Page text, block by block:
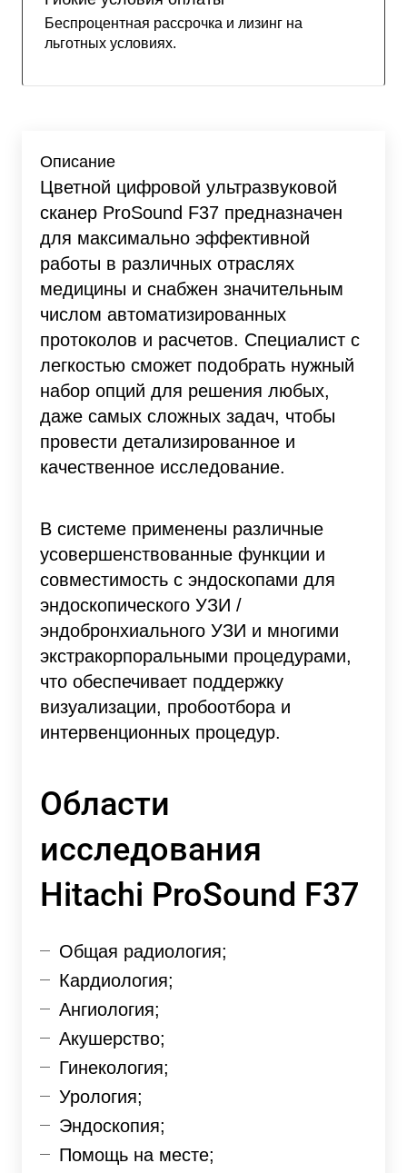
Беспроцентная рассрочка и лизинг на
льготных условиях.
Описание
Цветной цифровой ультразвуковой
сканер ProSound F37 предназначен
для максимально эффективной
работы в различных отраслях
медицины и снабжен значительным
числом автоматизированных
протоколов и расчетов. Специалист с
легкостью сможет подобрать нужный
набор опций для решения любых,
даже самых сложных задач, чтобы
провести детализированное и
качественное исследование.
В системе применены различные
усовершенствованные функции и
совместимость с эндоскопами для
эндоскопического УЗИ /
эндобронхиального УЗИ и многими
экстракорпоральными процедурами,
что обеспечивает поддержку
визуализации, пробоотбора и
интервенционных процедур.
Области
исследования
Hitachi ProSound F37
Общая радиология;
Кардиология;
Ангиология;
Акушерство;
Гинекология;
Урология;
Эндоскопия;
Помощь на месте;